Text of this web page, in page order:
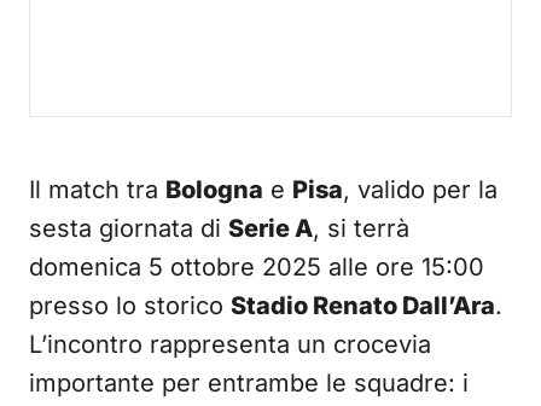
Il match tra Bologna e Pisa, valido per la
sesta giornata di Serie A, si terrà
domenica 5 ottobre 2025 alle ore 15:00
presso lo storico Stadio Renato Dall’Ara.
L’incontro rappresenta un crocevia
importante per entrambe le squadre: i